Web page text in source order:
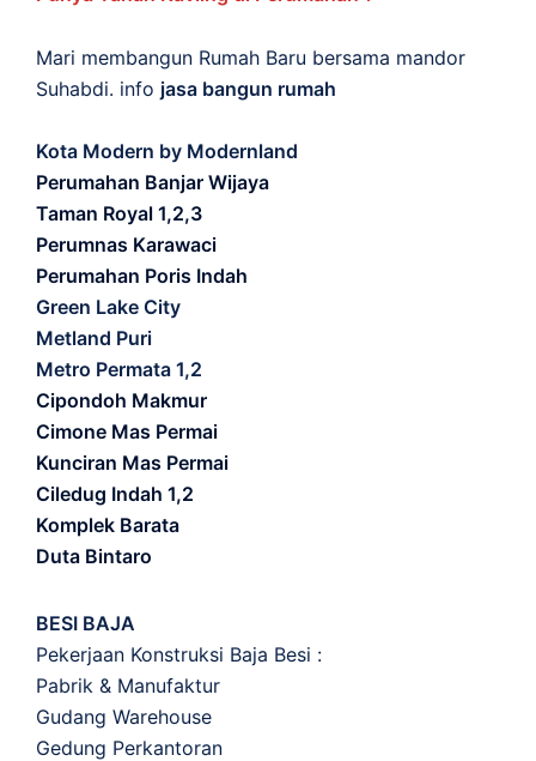
Mari membangun Rumah Baru bersama mandor
Suhabdi. info jasa bangun rumah
Kota Modern by Modernland
Perumahan Banjar Wijaya
Taman Royal 1,2,3
Perumnas Karawaci
Perumahan Poris Indah
Green Lake City
Metland Puri
Metro Permata 1,2
Cipondoh Makmur
Cimone Mas Permai
Kunciran Mas Permai
Ciledug Indah 1,2
Komplek Barata
Duta Bintaro
BESI BAJA
Pekerjaan Konstruksi Baja Besi :
Pabrik & Manufaktur
Gudang Warehouse
Gedung Perkantoran